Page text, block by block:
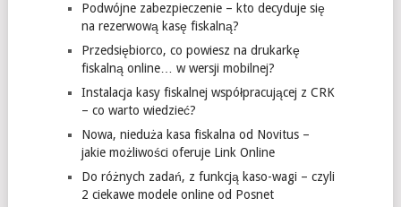
Podwójne zabezpieczenie – kto decyduje się
na rezerwową kasę fiskalną?
Przedsiębiorco, co powiesz na drukarkę
fiskalną online… w wersji mobilnej?
Instalacja kasy fiskalnej współpracującej z CRK
– co warto wiedzieć?
Nowa, nieduża kasa fiskalna od Novitus –
jakie możliwości oferuje Link Online
Do różnych zadań, z funkcją kaso-wagi – czyli
2 ciekawe modele online od Posnet